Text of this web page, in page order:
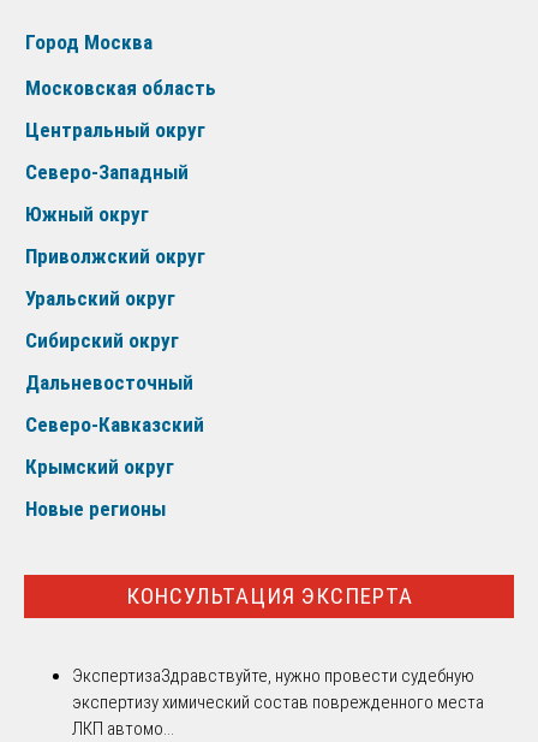
Город Москва
Московская область
Центральный округ
Северо-Западный
Южный округ
Приволжский округ
Уральский округ
Сибирский округ
Дальневосточный
Северо-Кавказский
Крымский округ
Новые регионы
КОНСУЛЬТАЦИЯ ЭКСПЕРТА
ЭкспертизаЗдравствуйте, нужно провести судебную
экспертизу химический состав поврежденного места
ЛКП автомо...